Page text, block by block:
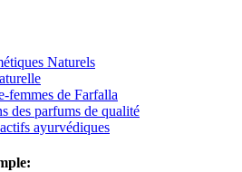
Naturels
femmes de Farfalla
des parfums de qualité
ayurvédiques